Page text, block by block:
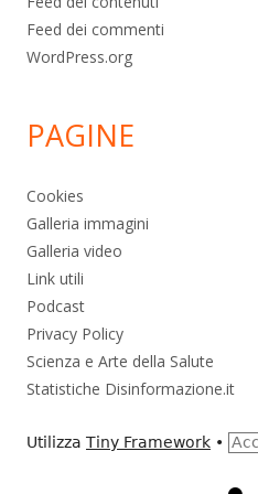
Feed dei commenti
WordPress.org
PAGINE
Cookies
Galleria immagini
Galleria video
Link utili
Podcast
Privacy Policy
Scienza e Arte della Salute
Statistiche Disinformazione.it
Utilizza Tiny Framework •